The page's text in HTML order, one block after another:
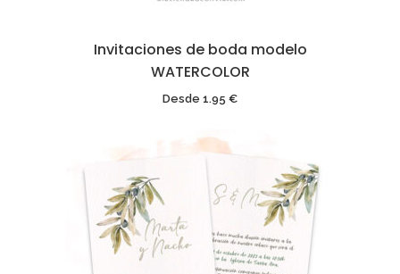
Invitaciones de boda modelo
WATERCOLOR
Desde 1.95 €
Textos Legales
Aviso Legal